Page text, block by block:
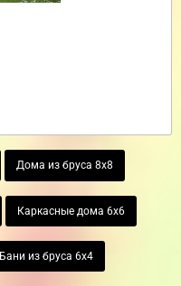
Дома из бруса 8х8
Каркасные дома 6х6
Бани из бруса 6х4